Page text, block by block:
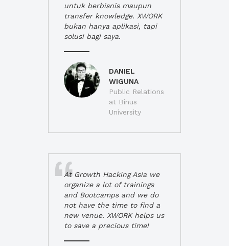
untuk berbisnis maupun
transfer knowledge. XWORK
bukan hanya aplikasi, tapi
solusi bagi saya.
DANIEL
WIGUNA
Public Relations
at Binus
University
At Growth Hacking Asia we
organize a lot of trainings
and Bootcamps and we do
not have the time to find a
new venue. XWORK helps us
to save a precious time!